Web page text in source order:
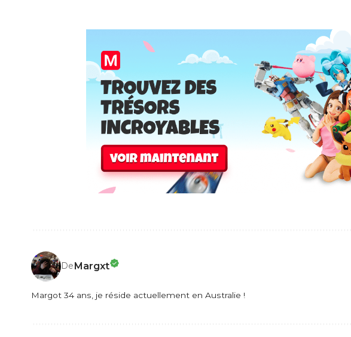
DeMargxt
Margot 34 ans, je réside actuellement en Australie !